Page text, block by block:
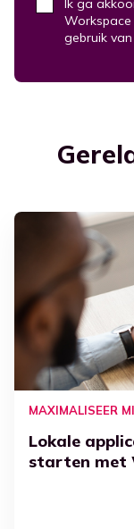
gebruik van
MAXIMALISEER
Lokale
starten met